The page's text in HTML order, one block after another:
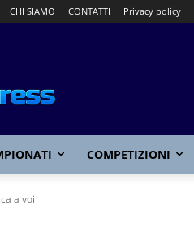
CHI SIAMO CONTATTI Privacy policy
COMPETIZIONI
a voi